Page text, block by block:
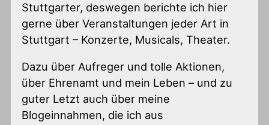
Stuttgarter, deswegen berichte ich hier
gerne über Veranstaltungen jeder Art in
Stuttgart – Konzerte, Musicals, Theater.
Dazu über Aufreger und tolle Aktionen,
über Ehrenamt und mein Leben – und zu
guter Letzt auch über meine
Blogeinnahmen, die ich aus